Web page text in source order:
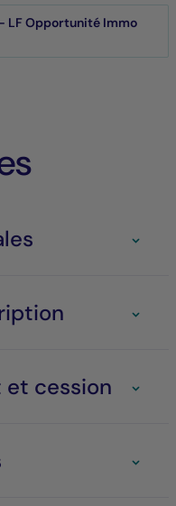
LF Opportunité Immo
cession